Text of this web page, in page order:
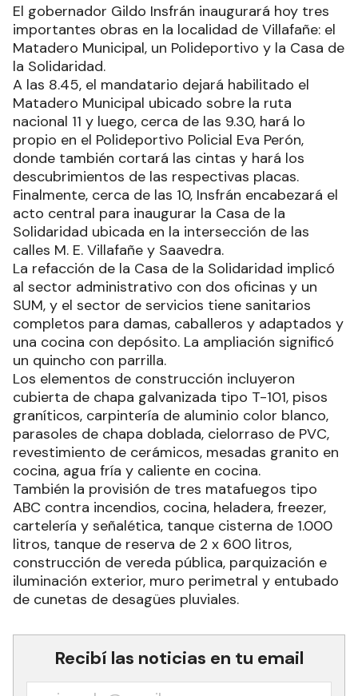
El gobernador Gildo Insfrán inaugurará hoy tres
importantes obras en la localidad de Villafañe: el
Matadero Municipal, un Polideportivo y la Casa de
la Solidaridad.
A las 8.45, el mandatario dejará habilitado el
Matadero Municipal ubicado sobre la ruta
nacional 11 y luego, cerca de las 9.30, hará lo
propio en el Polideportivo Policial Eva Perón,
donde también cortará las cintas y hará los
descubrimientos de las respectivas placas.
Finalmente, cerca de las 10, Insfrán encabezará el
acto central para inaugurar la Casa de la
Solidaridad ubicada en la intersección de las
calles M. E. Villafañe y Saavedra.
La refacción de la Casa de la Solidaridad implicó
al sector administrativo con dos oficinas y un
SUM, y el sector de servicios tiene sanitarios
completos para damas, caballeros y adaptados y
una cocina con depósito. La ampliación significó
un quincho con parrilla.
Los elementos de construcción incluyeron
cubierta de chapa galvanizada tipo T-101, pisos
graníticos, carpintería de aluminio color blanco,
parasoles de chapa doblada, cielorraso de PVC,
revestimiento de cerámicos, mesadas granito en
cocina, agua fría y caliente en cocina.
También la provisión de tres matafuegos tipo
ABC contra incendios, cocina, heladera, freezer,
cartelería y señalética, tanque cisterna de 1.000
litros, tanque de reserva de 2 x 600 litros,
construcción de vereda pública, parquización e
iluminación exterior, muro perimetral y entubado
de cunetas de desagües pluviales.
Recibí las noticias en tu email